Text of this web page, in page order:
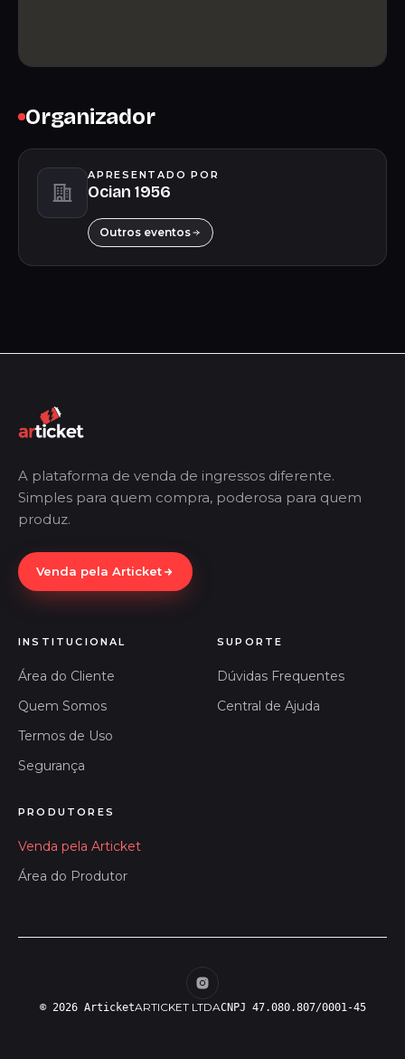
Organizador
APRESENTADO POR
Ocian 1956
Outros eventos
A plataforma de venda de ingressos diferente.
Simples para quem compra, poderosa para quem
produz.
Venda pela Articket
INSTITUCIONAL
Área do Cliente
Quem Somos
Termos de Uso
Segurança
SUPORTE
Dúvidas Frequentes
Central de Ajuda
PRODUTORES
Venda pela Articket
Área do Produtor
© 2026 ArticketARTICKET LTDACNPJ 47.080.807/0001-45